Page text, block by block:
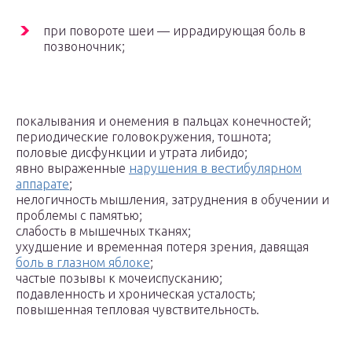
при повороте шеи — иррадирующая боль в
позвоночник;
покалывания и онемения в пальцах конечностей;
периодические головокружения, тошнота;
половые дисфункции и утрата либидо;
явно выраженные нарушения в вестибулярном
аппарате;
нелогичность мышления, затруднения в обучении и
проблемы с памятью;
слабость в мышечных тканях;
ухудшение и временная потеря зрения, давящая
боль в глазном яблоке;
частые позывы к мочеиспусканию;
подавленность и хроническая усталость;
повышенная тепловая чувствительность.